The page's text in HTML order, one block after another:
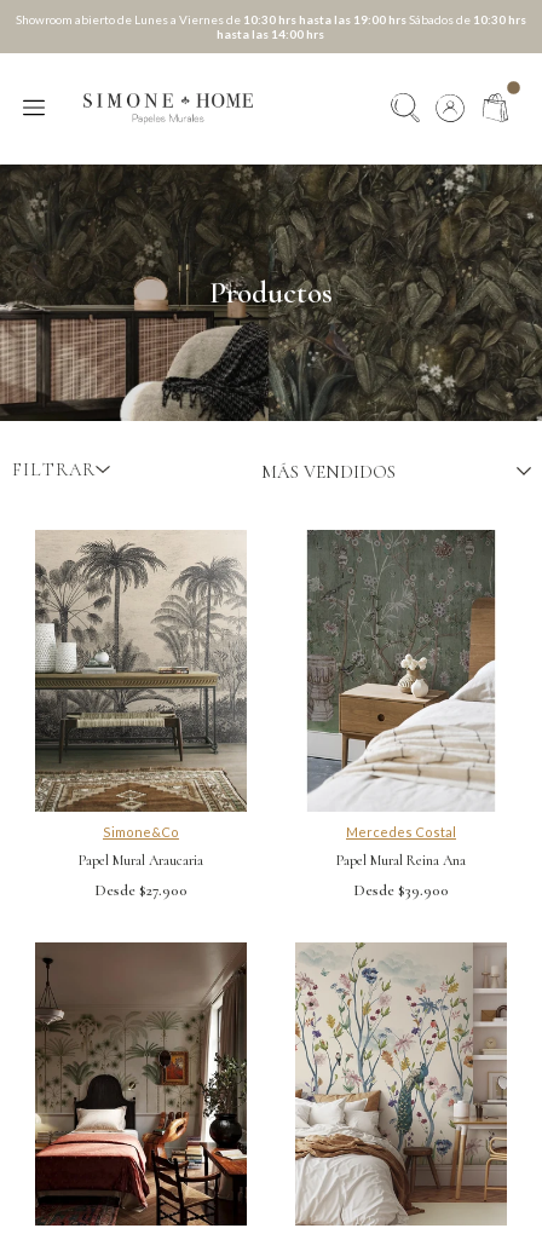
Showroom abierto de Lunes a Viernes de 10:30 hrs hasta las 19:00 hrsSábados de 10:30 hrs
hasta las 14:00 hrs
Productos
FILTRAR
Simone&Co
Papel Mural Araucaria
Desde $27.900
Mercedes Costal
Papel Mural Reina Ana
Desde $39.900